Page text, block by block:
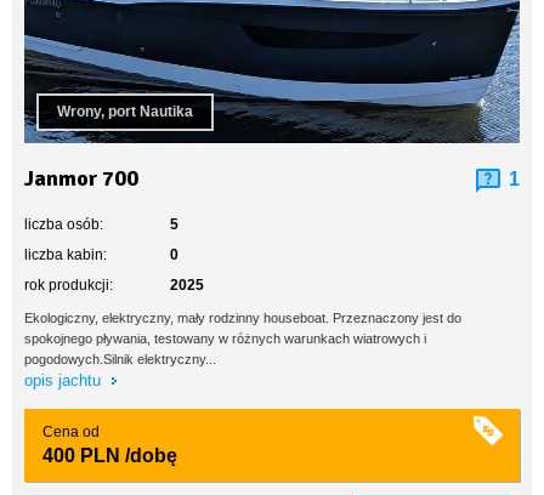
Wrony, port Nautika
Janmor 700 1
liczba osób:
5
liczba kabin:
0
rok produkcji:
2025
Ekologiczny, elektryczny, mały rodzinny houseboat. Przeznaczony jest do
spokojnego pływania, testowany w różnych warunkach wiatrowych i
pogodowych.Silnik elektryczny...
opis jachtu
Cena od
400 PLN /dobę